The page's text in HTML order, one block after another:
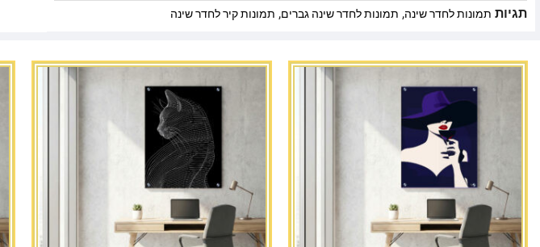
תגיות תמונות לחדר שינה, תמונות לחדר שינה גברים, תמונות קיר לחדר שינה